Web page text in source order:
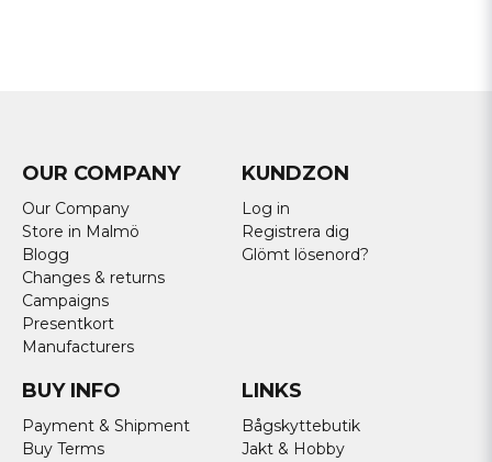
OUR COMPANY
Our Company
Store in Malmö
Blogg
Changes & returns
Campaigns
Presentkort
Manufacturers
KUNDZON
Log in
Registrera dig
Glömt lösenord?
BUY INFO
Payment & Shipment
Buy Terms
LINKS
Bågskyttebutik
Jakt & Hobby